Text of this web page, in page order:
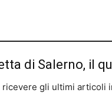
di Salerno, il
ricevere gli ultimi articoli